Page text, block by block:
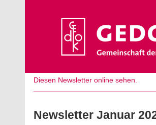
Diesen Newsletter online sehen.
Newsletter Januar